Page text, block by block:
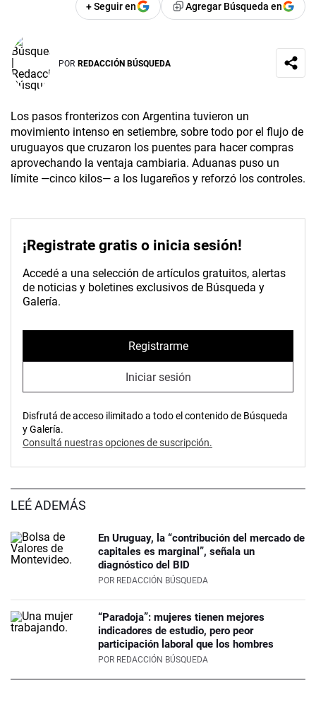
+ Seguir en Agregar Búsqueda en
POR REDACCIÓN BÚSQUEDA
Los pasos fronterizos con Argentina tuvieron un
movimiento intenso en setiembre, sobre todo por el flujo de
uruguayos que cruzaron los puentes para hacer compras
aprovechando la ventaja cambiaria. Aduanas puso un
límite —cinco kilos— a los lugareños y reforzó los controles.
¡Registrate gratis o inicia sesión!
Accedé a una selección de artículos gratuitos, alertas
de noticias y boletines exclusivos de Búsqueda y
Galería.
Registrarme
Iniciar sesión
Disfrutá de acceso ilimitado a todo el contenido de Búsqueda
y Galería.
Consultá nuestras opciones de suscripción.
LEÉ ADEMÁS
En Uruguay, la “contribución del mercado de
capitales es marginal”, señala un
diagnóstico del BID
POR REDACCIÓN BÚSQUEDA
“Paradoja”: mujeres tienen mejores
indicadores de estudio, pero peor
participación laboral que los hombres
POR REDACCIÓN BÚSQUEDA